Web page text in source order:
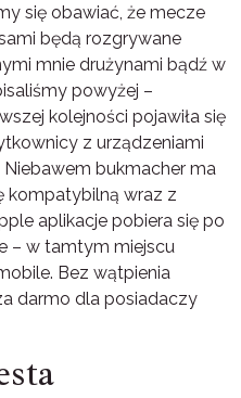
się obawiać, że mecze
będą rozgrywane
mnie drużynami bądź w
powyżej –
kolejności pojawiła się
z urządzeniami
Niebawem bukmacher ma
kompatybilną wraz z
aplikacje pobiera się po
– w tamtym miejscu
Bez wątpienia
darmo dla posiadaczy